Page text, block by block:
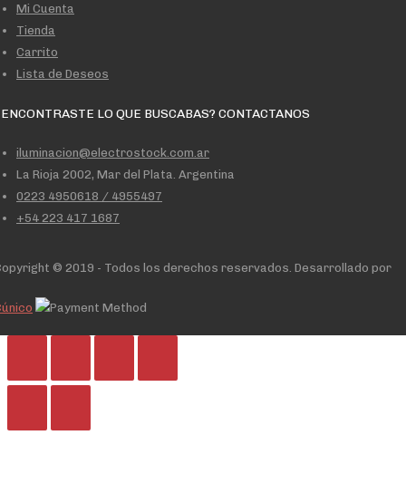
Mi Cuenta
Tienda
Carrito
Lista de Deseos
LO QUE BUSCABAS? CONTACTANOS
iluminacion@electrostock.com.ar
La Rioja 2002, Mar del Plata. Argentina
0223 4950618 / 4955497
+54 223 417 1687
© 2019 - Todos los derechos reservados. Desarrollado por